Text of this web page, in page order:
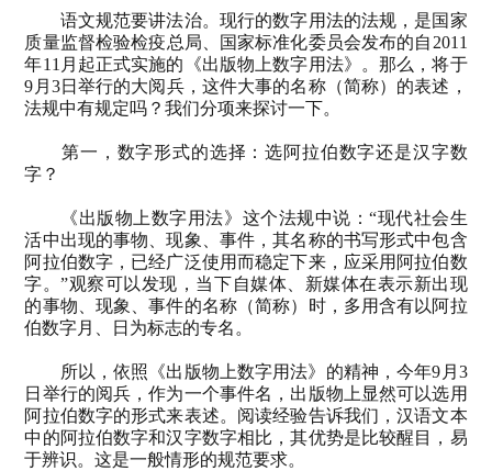
语文规范要讲法治。现行的数字用法的法规，是国家
质量监督检验检疫总局、国家标准化委员会发布的自2011
年11月起正式实施的《出版物上数字用法》。那么，将于
9月 3日举行的大阅兵，这件大事的名称（简称）的表述，
法规中有规定吗？我们分项来探讨一下。
第一，数字形式的选择：选阿拉伯数字还是汉字数
字？
《出版物上数字用法》这个法规中说：“现代社会生
活中出现的事物、现象、事件，其名称的书写形式中包含
阿拉伯数字，已经广泛使用而稳定下来，应采用阿拉伯数
字。”观察可以发现，当下自媒体、新媒体在表示新出现
的事物、现象、事件的名称（简称）时，多用含有以阿拉
伯数字月、日为标志的专名。
所以，依照《出版物上数字用法》的精神，今年9月 3
日举行的阅兵，作为一个事件名，出版物上显然可以选用
阿拉伯数字的形式来表述。阅读经验告诉我们，汉语文本
中的阿拉伯数字和汉字数字相比，其优势是比较醒目，易
于辨识。这是一般情形的规范要求。